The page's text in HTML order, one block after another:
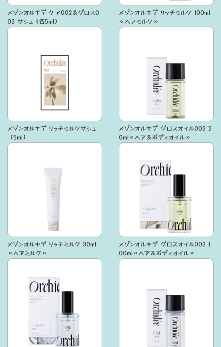
メゾンオルキデ ケア002＆グロス0
02 サシェ（各5ml）
メゾンオルキデ リッチミルク 100ml
≪ヘアミルク≫
メゾンオルキデ リッチミルクサシェ
（5ml）
メゾンオルキデ グロスオイル002 2
0ml≪ヘア＆ボディオイル≫
メゾンオルキデ リッチミルク 30ml
≪ヘアミルク≫
メゾンオルキデ グロスオイル002 1
00ml≪ヘア＆ボディオイル≫